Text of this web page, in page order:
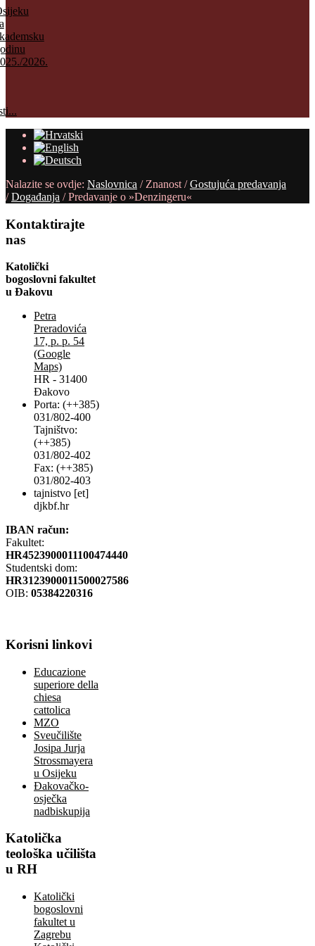
2026.
Nalazite se ovdje: Naslovnica / Znanost /Gostujuća predavanja
/Događanja /Predavanje o »Denzingeru«
Kontaktirajte
nas
Katolički
bogoslovni fakultet
u Đakovu
Petra
Preradovića
17, p. p. 54
(Google
Maps)
HR - 31400
Đakovo
Porta: (++385)
031/802-400
Tajništvo:
(++385)
031/802-402
Fax: (++385)
031/802-403
tajnistvo [et]
djkbf.hr
IBAN račun:
Fakultet:
HR4523900011100474440
Studentski dom:
HR3123900011500027586
OIB: 05384220316
Korisni linkovi
Educazione
superiore della
chiesa
cattolica
MZO
Sveučilište
Josipa Jurja
Strossmayera
u Osijeku
Đakovačko-
osječka
nadbiskupija
Katolička
teološka učilišta
u RH
Katolički
bogoslovni
fakultet u
Zagrebu